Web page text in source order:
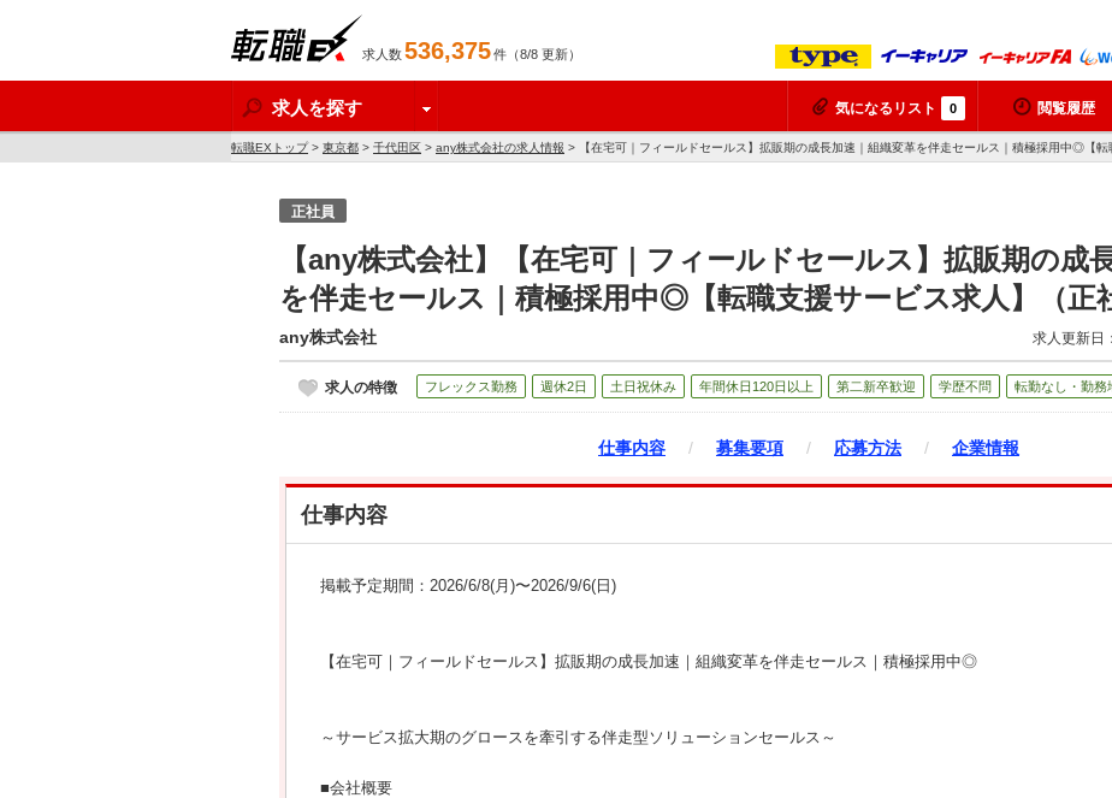
求人数536,375件（8/8 更新）
求人を探す 気になるリスト 0 閲覧履歴
転職EXトップ> 東京都 > 千代田区 > any株式会社の求人情報 > 【在宅可｜フィールドセールス】拡販期の成長加速｜組織変革を伴走セールス｜積極採用中◎【転
正社員
【any株式会社】【在宅可｜フィールドセールス】拡販期の成
を伴走セールス｜積極採用中◎【転職支援サービス求人】（正
any株式会社 求人更新日
求人の特徴 フレックス勤務 週休2日 土日祝休み 年間休日120日以上 第二新卒歓迎 学歴不問 転勤なし・勤務
仕事内容 / 募集要項 / 応募方法 / 企業情報
仕事内容
掲載予定期間：2026/6/8(月)〜2026/9/6(日)
【在宅可｜フィールドセールス】拡販期の成長加速｜組織変革を伴走セールス｜積極採用中◎
～サービス拡大期のグロースを牽引する伴走型ソリューションセールス～
■会社概要